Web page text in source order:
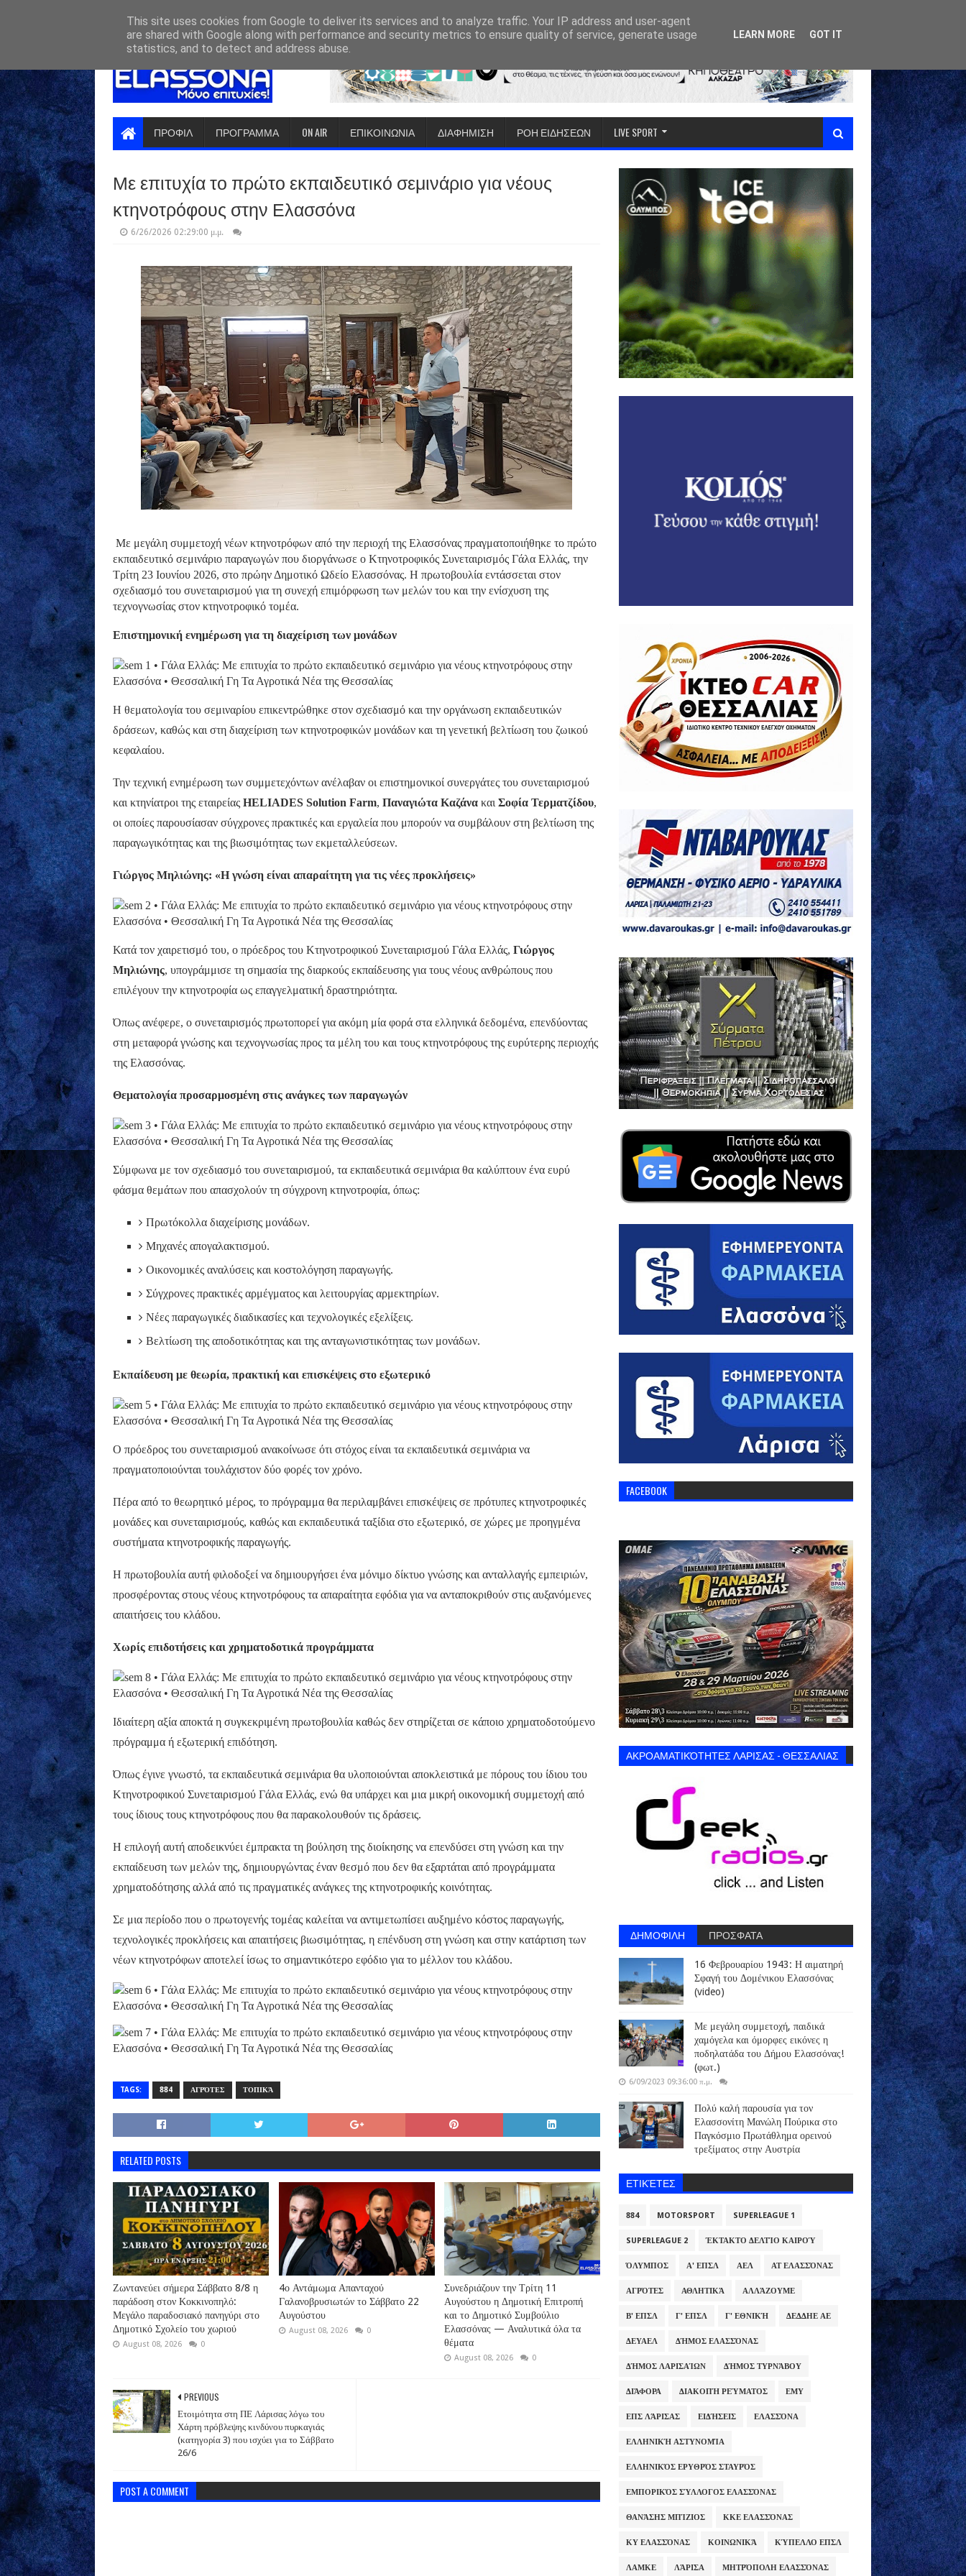
ΠΡΟΦΙΛ ΠΡΟΓΡΑΜΜΑ ON AIR ΕΠΙΚΟΙΝΩΝΙΑ ΔΙΑΦΗΜΙΣΗ ΡΟΗ ΕΙΔΗΣΕΩΝ LIVE SPORT
Με επιτυχία το πρώτο εκπαιδευτικό σεμινάριο για νέους
κτηνοτρόφους στην Ελασσόνα
6/26/2026 02:29:00 μ.μ.
Με μεγάλη συμμετοχή νέων κτηνοτρόφων από την περιοχή της Ελασσόνας πραγματοποιήθηκε το πρώτο
εκπαιδευτικό σεμινάριο παραγωγών που διοργάνωσε ο Κτηνοτροφικός Συνεταιρισμός Γάλα Ελλάς, την
Τρίτη 23 Ιουνίου 2026, στο πρώην Δημοτικό Ωδείο Ελασσόνας. Η πρωτοβουλία εντάσσεται στον
σχεδιασμό του συνεταιρισμού για τη συνεχή επιμόρφωση των μελών του και την ενίσχυση της
τεχνογνωσίας στον κτηνοτροφικό τομέα.
Επιστημονική ενημέρωση για τη διαχείριση των μονάδων
Η θεματολογία του σεμιναρίου επικεντρώθηκε στον σχεδιασμό και την οργάνωση εκπαιδευτικών
δράσεων, καθώς και στη διαχείριση των κτηνοτροφικών μονάδων και τη γενετική βελτίωση του ζωικού
κεφαλαίου.
Την τεχνική ενημέρωση των συμμετεχόντων ανέλαβαν οι επιστημονικοί συνεργάτες του συνεταιρισμού
και κτηνίατροι της εταιρείας HELIADES Solution Farm, Παναγιώτα Καζάνα και Σοφία Τερματζίδου,
οι οποίες παρουσίασαν σύγχρονες πρακτικές και εργαλεία που μπορούν να συμβάλουν στη βελτίωση της
παραγωγικότητας και της βιωσιμότητας των εκμεταλλεύσεων.
Γιώργος Μηλιώνης: «Η γνώση είναι απαραίτητη για τις νέες προκλήσεις»
Κατά τον χαιρετισμό του, ο πρόεδρος του Κτηνοτροφικού Συνεταιρισμού Γάλα Ελλάς, Γιώργος
Μηλιώνης, υπογράμμισε τη σημασία της διαρκούς εκπαίδευσης για τους νέους ανθρώπους που
επιλέγουν την κτηνοτροφία ως επαγγελματική δραστηριότητα.
Όπως ανέφερε, ο συνεταιρισμός πρωτοπορεί για ακόμη μία φορά στα ελληνικά δεδομένα, επενδύοντας
στη μεταφορά γνώσης και τεχνογνωσίας προς τα μέλη του και τους κτηνοτρόφους της ευρύτερης περιοχής
της Ελασσόνας.
Θεματολογία προσαρμοσμένη στις ανάγκες των παραγωγών
Σύμφωνα με τον σχεδιασμό του συνεταιρισμού, τα εκπαιδευτικά σεμινάρια θα καλύπτουν ένα ευρύ
φάσμα θεμάτων που απασχολούν τη σύγχρονη κτηνοτροφία, όπως:
Πρωτόκολλα διαχείρισης μονάδων.
Μηχανές απογαλακτισμού.
Οικονομικές αναλύσεις και κοστολόγηση παραγωγής.
Σύγχρονες πρακτικές αρμέγματος και λειτουργίας αρμεκτηρίων.
Νέες παραγωγικές διαδικασίες και τεχνολογικές εξελίξεις.
Βελτίωση της αποδοτικότητας και της ανταγωνιστικότητας των μονάδων.
Εκπαίδευση με θεωρία, πρακτική και επισκέψεις στο εξωτερικό
Ο πρόεδρος του συνεταιρισμού ανακοίνωσε ότι στόχος είναι τα εκπαιδευτικά σεμινάρια να
πραγματοποιούνται τουλάχιστον δύο φορές τον χρόνο.
Πέρα από το θεωρητικό μέρος, το πρόγραμμα θα περιλαμβάνει επισκέψεις σε πρότυπες κτηνοτροφικές
μονάδες και συνεταιρισμούς, καθώς και εκπαιδευτικά ταξίδια στο εξωτερικό, σε χώρες με προηγμένα
συστήματα κτηνοτροφικής παραγωγής.
Η πρωτοβουλία αυτή φιλοδοξεί να δημιουργήσει ένα μόνιμο δίκτυο γνώσης και ανταλλαγής εμπειριών,
προσφέροντας στους νέους κτηνοτρόφους τα απαραίτητα εφόδια για να ανταποκριθούν στις αυξανόμενες
απαιτήσεις του κλάδου.
Χωρίς επιδοτήσεις και χρηματοδοτικά προγράμματα
Ιδιαίτερη αξία αποκτά η συγκεκριμένη πρωτοβουλία καθώς δεν στηρίζεται σε κάποιο χρηματοδοτούμενο
πρόγραμμα ή εξωτερική επιδότηση.
Όπως έγινε γνωστό, τα εκπαιδευτικά σεμινάρια θα υλοποιούνται αποκλειστικά με πόρους του ίδιου του
Κτηνοτροφικού Συνεταιρισμού Γάλα Ελλάς, ενώ θα υπάρχει και μια μικρή οικονομική συμμετοχή από
τους ίδιους τους κτηνοτρόφους που θα παρακολουθούν τις δράσεις.
Η επιλογή αυτή αποδεικνύει έμπρακτα τη βούληση της διοίκησης να επενδύσει στη γνώση και την
εκπαίδευση των μελών της, δημιουργώντας έναν θεσμό που δεν θα εξαρτάται από προγράμματα
χρηματοδότησης αλλά από τις πραγματικές ανάγκες της κτηνοτροφικής κοινότητας.
Σε μια περίοδο που ο πρωτογενής τομέας καλείται να αντιμετωπίσει αυξημένο κόστος παραγωγής,
τεχνολογικές προκλήσεις και απαιτήσεις βιωσιμότητας, η επένδυση στη γνώση και στην κατάρτιση των
νέων κτηνοτρόφων αποτελεί ίσως το σημαντικότερο εφόδιο για το μέλλον του κλάδου.
TAGS: 884 ΑΓΡΌΤΕΣ ΤΟΠΙΚΆ
RELATED POSTS
Ζωντανεύει σήμερα Σάββατο 8/8 η
παράδοση στον Κοκκινοπηλό:
Μεγάλο παραδοσιακό πανηγύρι στο
Δημοτικό Σχολείο του χωριού
August 08, 2026 0
4ο Αντάμωμα Απανταχού
Γαλανοβρυσιωτών το Σάββατο 22
Αυγούστου
August 08, 2026 0
Συνεδριάζουν την Τρίτη 11
Αυγούστου η Δημοτική Επιτροπή
και το Δημοτικό Συμβούλιο
Ελασσόνας — Αναλυτικά όλα τα
θέματα
August 08, 2026 0
PREVIOUS
Ετοιμότητα στη ΠΕ Λάρισας λόγω του
Χάρτη πρόβλεψης κινδύνου πυρκαγιάς
(κατηγορία 3) που ισχύει για το Σάββατο
26/6
POST A COMMENT
FACEBOOK
ΑΚΡΟΑΜΑΤΙΚΌΤΗΤΕΣ ΛΑΡΙΣΑΣ - ΘΕΣΣΑΛΙΑΣ
ΔΗΜΟΦΙΛΗ ΠΡΟΣΦΑΤΑ
16 Φεβρουαρίου 1943: Η αιματηρή
Σφαγή του Δομένικου Ελασσόνας
(video)
Με μεγάλη συμμετοχή, παιδικά
χαμόγελα και όμορφες εικόνες η
ποδηλατάδα του Δήμου Ελασσόνας!
(φωτ.)
6/09/2023 09:36:00 π.μ.
Πολύ καλή παρουσία για τον
Ελασσονίτη Μανώλη Πούρικα στο
Παγκόσμιο Πρωτάθλημα ορεινού
τρεξίματος στην Αυστρία
ΕΤΙΚΈΤΕΣ
884 MOTORSPORT SUPERLEAGUE 1
SUPERLEAGUE 2 ΈΚΤΑΚΤΟ ΔΕΛΤΊΟ ΚΑΙΡΟΎ
ΌΛΥΜΠΟΣ Α' ΕΠΣΛ ΑΕΛ ΑΤ ΕΛΑΣΣΌΝΑΣ
ΑΓΡΌΤΕΣ ΑΘΛΗΤΙΚΆ ΑΛΛΆΖΟΥΜΕ
Β' ΕΠΣΛ Γ' ΕΠΣΛ Γ' ΕΘΝΙΚΉ ΔΕΔΔΗΕ ΑΕ
ΔΕΥΑΕΛ ΔΉΜΟΣ ΕΛΑΣΣΌΝΑΣ
ΔΉΜΟΣ ΛΑΡΙΣΑΊΩΝ ΔΉΜΟΣ ΤΥΡΝΆΒΟΥ
ΔΙΆΦΟΡΑ ΔΙΑΚΟΠΉ ΡΕΎΜΑΤΟΣ ΕΜΥ
ΕΠΣ ΛΆΡΙΣΑΣ ΕΙΔΉΣΕΙΣ ΕΛΑΣΣΌΝΑ
ΕΛΛΗΝΙΚΉ ΑΣΤΥΝΟΜΊΑ
ΕΛΛΗΝΙΚΌΣ ΕΡΥΘΡΌΣ ΣΤΑΥΡΌΣ
ΕΜΠΟΡΙΚΌΣ ΣΎΛΛΟΓΟΣ ΕΛΑΣΣΌΝΑΣ
ΘΑΝΆΣΗΣ ΜΠΊΖΙΟΣ ΚΚΕ ΕΛΑΣΣΌΝΑΣ
ΚΥ ΕΛΑΣΣΌΝΑΣ ΚΟΙΝΩΝΙΚΆ ΚΎΠΕΛΛΟ ΕΠΣΛ
ΛΑΜΚΕ ΛΆΡΙΣΑ ΜΗΤΡΌΠΟΛΗ ΕΛΑΣΣΌΝΑΣ
This site uses cookies from Google to deliver its services and to analyze traffic. Your IP address and user-agent
are shared with Google along with performance and security metrics to ensure quality of service, generate usage
statistics, and to detect and address abuse.
LEARN MORE GOT IT